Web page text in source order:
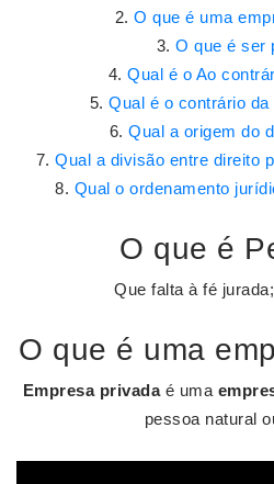
O que é uma
O que é ser
Qual é o Ao
Qual é o contrário
Qual a origem do
Qual a divisão entre direito
Qual o ordenamento
O que é
Que falta à fé
O que é uma
Empresa privadaé uma
pessoa natural